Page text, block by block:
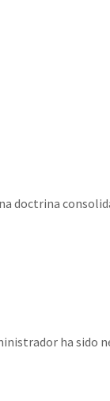
doctrina
ha sido